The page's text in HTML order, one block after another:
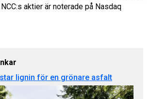
aktier är noterade på Nasdaq
lignin för en grönare asfalt